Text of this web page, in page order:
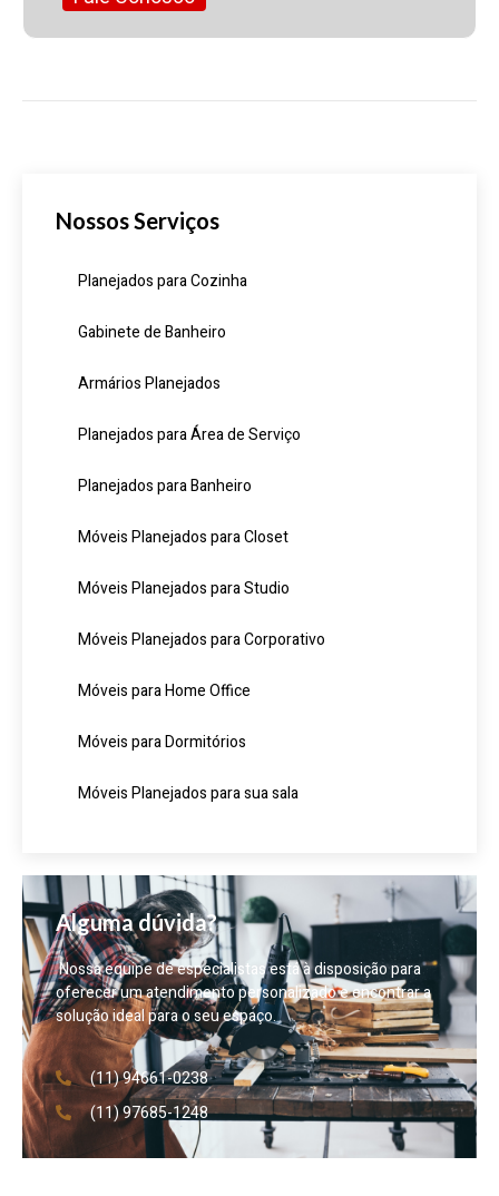
Nossos Serviços
Planejados para Cozinha
Gabinete de Banheiro
Armários Planejados
Planejados para Área de Serviço
Planejados para Banheiro
Móveis Planejados para Closet
Móveis Planejados para Studio
Móveis Planejados para Corporativo
Móveis para Home Office
Móveis para Dormitórios
Móveis Planejados para sua sala
Alguma dúvida?
Nossa equipe de especialistas está à disposição para
oferecer um atendimento personalizado e encontrar a
solução ideal para o seu espaço.
(11) 94661-0238
(11) 97685-1248